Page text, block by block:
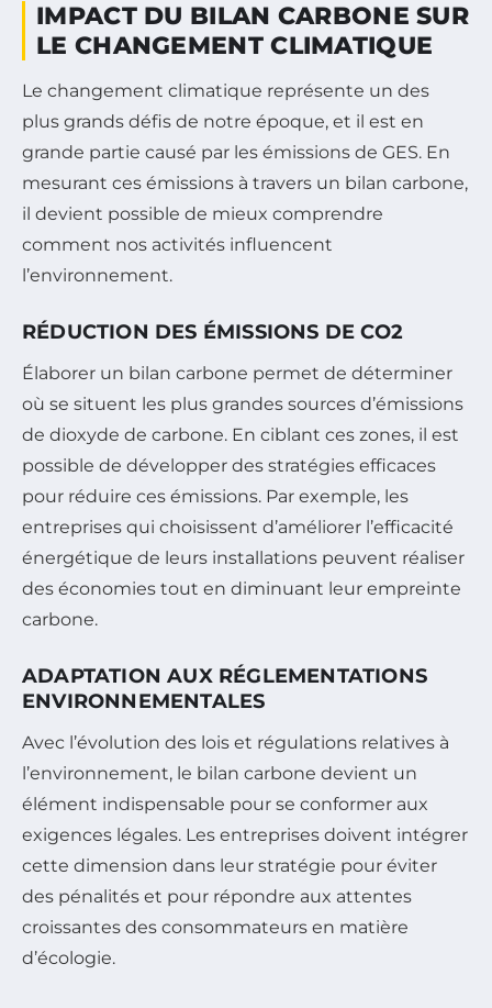
IMPACT DU BILAN CARBONE SUR
LE CHANGEMENT CLIMATIQUE
Le changement climatique représente un des
plus grands défis de notre époque, et il est en
grande partie causé par les émissions de GES. En
mesurant ces émissions à travers un bilan carbone,
il devient possible de mieux comprendre
comment nos activités influencent
l’environnement.
RÉDUCTION DES ÉMISSIONS DE CO2
Élaborer un bilan carbone permet de déterminer
où se situent les plus grandes sources d’émissions
de dioxyde de carbone. En ciblant ces zones, il est
possible de développer des stratégies efficaces
pour réduire ces émissions. Par exemple, les
entreprises qui choisissent d’améliorer l’efficacité
énergétique de leurs installations peuvent réaliser
des économies tout en diminuant leur empreinte
carbone.
ADAPTATION AUX RÉGLEMENTATIONS
ENVIRONNEMENTALES
Avec l’évolution des lois et régulations relatives à
l’environnement, le bilan carbone devient un
élément indispensable pour se conformer aux
exigences légales. Les entreprises doivent intégrer
cette dimension dans leur stratégie pour éviter
des pénalités et pour répondre aux attentes
croissantes des consommateurs en matière
d’écologie.